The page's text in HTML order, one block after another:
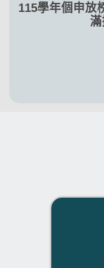
115學年個申放